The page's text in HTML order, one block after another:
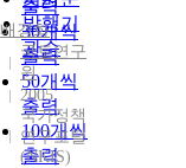
발행기
관순
출력
30개씩
출력
50개씩
출력
100개씩
출력
배경화
국토연구
원
2005
국가정책
연구포털
(NKIS)